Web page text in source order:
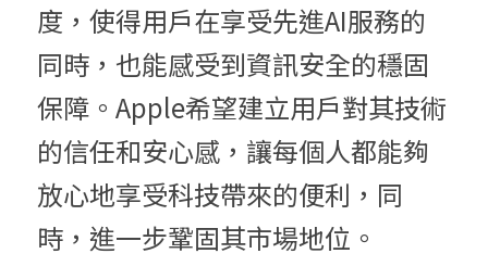
度，使得用戶在享受先進AI服務的
同時，也能感受到資訊安全的穩固
保障。Apple希望建立用戶對其技術
的信任和安心感，讓每個人都能夠
放心地享受科技帶來的便利，同
時，進一步鞏固其市場地位。